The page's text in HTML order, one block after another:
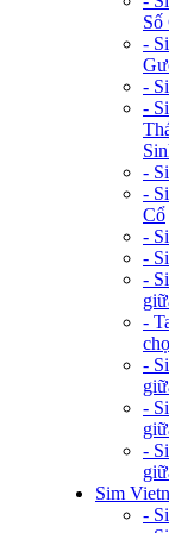
Số
-
-
-
-
-
Cổ
-
-
-
-
-
-
-
Sim
-